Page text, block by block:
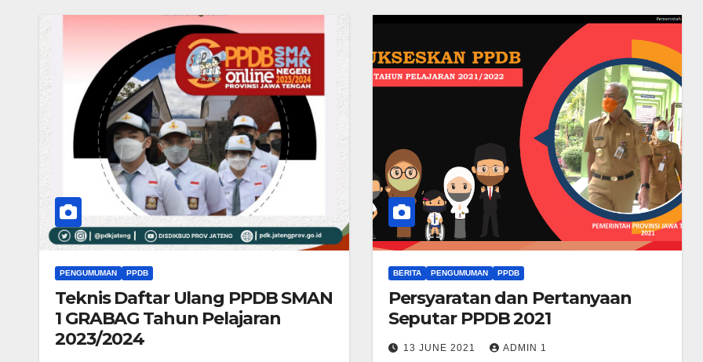
PENGUMUMAN PPDB
Teknis Daftar Ulang PPDB SMAN
1 GRABAG Tahun Pelajaran
2023/2024
BERITA PENGUMUMAN PPDB
Persyaratan dan Pertanyaan
Seputar PPDB 2021
13 JUNE 2021 ADMIN 1